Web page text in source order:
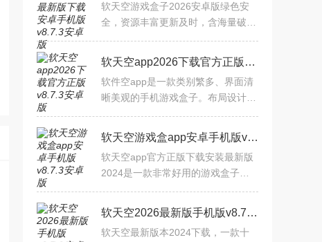
软天空游戏盒子2026安卓版绿色安
全，资源丰富更新及时，含海量破解
戏管理（更新/卸载/导出），有活跃
社区交流攻略福利，提供资
软天空app2026下载官方正版v8.7.3安卓版
软件空app是一款类别繁多、界面清
晰美观的手机游戏盒子。布局设计非
们想要玩的手机游戏类型，还有一个
社区评分系统，让玩家能够
软天空游戏盒app安卓手机版v8.7.3安卓版
软天空app官方正版下载安装最新版
2024是一款非常好用的游戏盒子软
源，用户可以在软件中浏览、下载和
安装各类游戏，同时软件还提供
软天空2026最新版手机版v8.7.3安卓版
软天空最新版本2024下载，一款十